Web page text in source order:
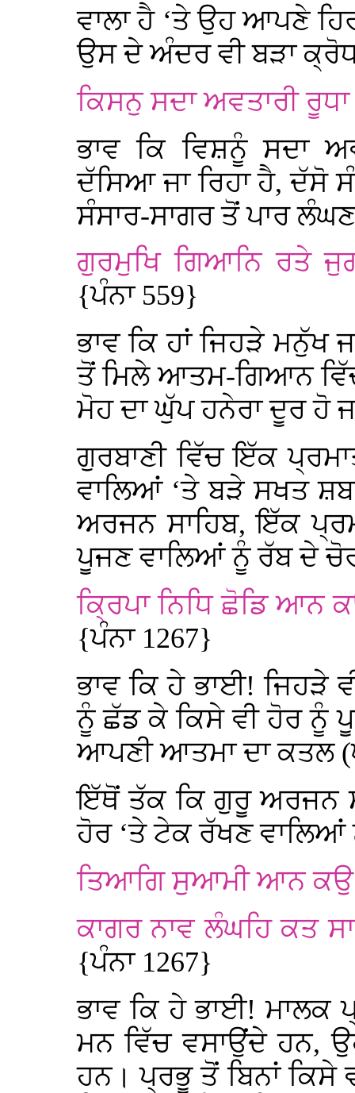
ਵਾਲਾ ਹੈ ‘ਤੇ ਉਹ ਆਪਣੇ
ਉਸ ਦੇ ਅੰਦਰ ਵੀ ਬੜਾ
ਕਿਸਨੁ ਸਦਾ ਅਵਤਾਰੀ
ਭਾਵ ਕਿ ਵਿਸ਼ਨੂੰ ਸਦਾ
ਦੱਸਿਆ ਜਾ ਰਿਹਾ ਹੈ, ਦੱਸੋ
ਸੰਸਾਰ-ਸਾਗਰ ਤੋਂ ਪਾਰ
ਗੁਰਮੁਖਿ ਗਿਆਨਿ ਰਤੇ
{ਪੰਨਾ 559}
ਭਾਵ ਕਿ ਹਾਂ ਜਿਹੜੇ
ਤੋਂ ਮਿਲੇ ਆਤਮ-ਗਿਆਨ
ਮੋਹ ਦਾ ਘੁੱਪ ਹਨੇਰਾ ਦੂਰ ਹੋ
ਗੁਰਬਾਣੀ ਵਿੱਚ ਇੱਕ
ਵਾਲਿਆਂ ‘ਤੇ ਬੜੇ ਸਖਤ
ਅਰਜਨ ਸਾਹਿਬ, ਇੱਕ
ਪੂਜਣ ਵਾਲਿਆਂ ਨੂੰ ਰੱਬ ਦੇ
ਕ੍ਰਿਪਾ ਨਿਧਿ ਛੋਡਿ ਆਨ
{ਪੰਨਾ 1267}
ਭਾਵ ਕਿ ਹੇ ਭਾਈ! ਜਿਹੜੇ
ਨੂੰ ਛੱਡ ਕੇ ਕਿਸੇ ਵੀ ਹੋਰ ਨੂੰ
ਆਪਣੀ ਆਤਮਾ ਦਾ ਕਤਲ
ਇੱਥੋਂ ਤੱਕ ਕਿ ਗੁਰੂ ਅਰਜਨ
ਹੋਰ ‘ਤੇ ਟੇਕ ਰੱਖਣ
ਤਿਆਗਿ ਸੁਆਮੀ ਆਨ ਕਉ
ਕਾਗਰ ਨਾਵ ਲੰਘਹਿ ਕਤ
{ਪੰਨਾ 1267}
ਭਾਵ ਕਿ ਹੇ ਭਾਈ! ਮਾਲਕ
ਮਨ ਵਿੱਚ ਵਸਾਉਂਦੇ ਹਨ,
ਹਨ। ਪ੍ਰਭੂ ਤੋਂ ਬਿਨਾਂ ਕਿਸੇ